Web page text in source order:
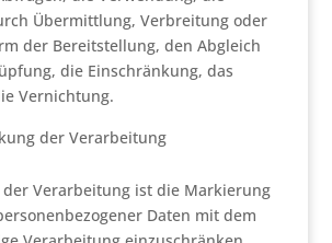
Übermittlung, Verbreitung oder
der Bereitstellung, den Abgleich
die Einschränkung, das
Vernichtung.
der Verarbeitung
Verarbeitung ist die Markierung
Daten mit dem